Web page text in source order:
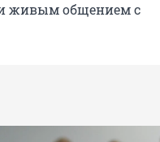
живым общением с